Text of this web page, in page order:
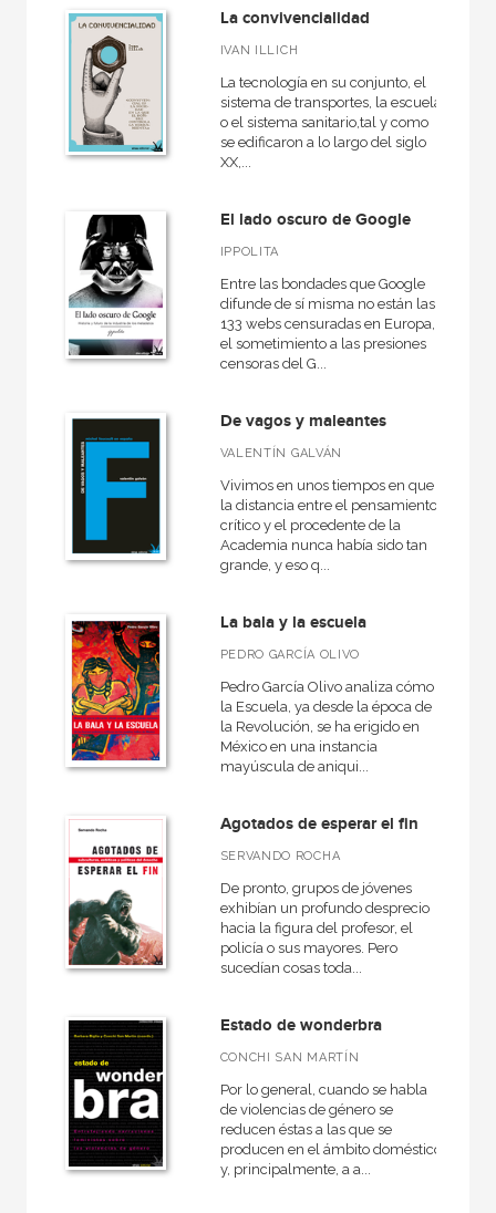
Infantil y juvenil
No - Ficción
Ocio
Salud
NUESTROS FORMATOS
Cartoné
Ebook
Rústica
CATÁLOGOS PDF
La convivencialidad
IVAN ILLICH
La tecnología en su conjunto, el
sistema de transportes, la escuela
o el sistema sanitario,tal y como
se edificaron a lo largo del siglo
XX,...
El lado oscuro de Google
IPPOLITA
Entre las bondades que Google
difunde de sí misma no están las
133 webs censuradas en Europa,
el sometimiento a las presiones
censoras del G...
De vagos y maleantes
VALENTÍN GALVÁN
Vivimos en unos tiempos en que
la distancia entre el pensamiento
crítico y el procedente de la
Academia nunca había sido tan
grande, y eso q...
La bala y la escuela
PEDRO GARCÍA OLIVO
Pedro García Olivo analiza cómo
la Escuela, ya desde la época de
la Revolución, se ha erigido en
México en una instancia
mayúscula de aniqui...
Agotados de esperar el fin
SERVANDO ROCHA
De pronto, grupos de jóvenes
exhibían un profundo desprecio
hacia la figura del profesor, el
policía o sus mayores. Pero
sucedían cosas toda...
Estado de wonderbra
CONCHI SAN MARTÍN
Por lo general, cuando se habla
de violencias de género se
reducen éstas a las que se
producen en el ámbito doméstico
y, principalmente, a a...